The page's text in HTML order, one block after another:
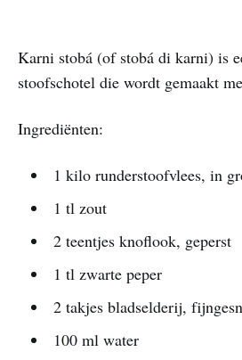
Karni stobá (of stobá di karni) is
stoofschotel die wordt gemaakt
Ingrediënten:
1 kilo runderstoofvlees, in
1 tl zout
2 teentjes knoflook, geperst
1 tl zwarte peper
2 takjes bladselderij,
100 ml water